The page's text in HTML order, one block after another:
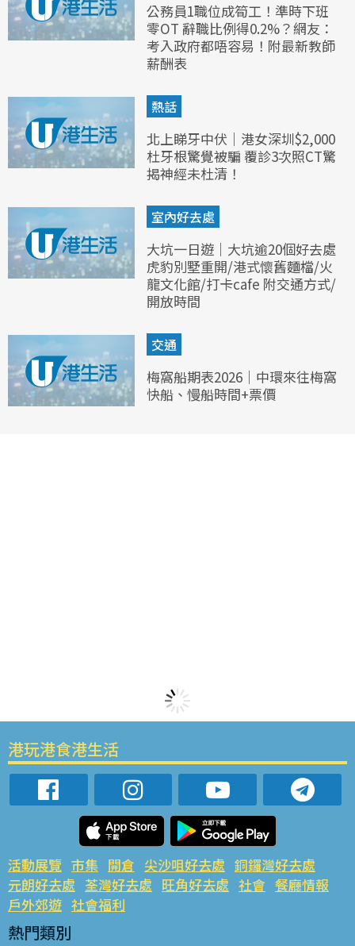
公務員1職位成筍工！準時下班
零OT 辭職比例得0.2%？網友：
考入政府都唔容易！附最新教師
薪酬表
熱話
北上睇牙中伏｜港女深圳$2,000
杜牙根驚覺被騙 覆診3次照CT驚
揭神經未杜清！
室內好去處
大坑一日遊｜大坑逾20個好去處
虎豹別墅重開/港式懷舊麵檔/火
龍文化館/打卡cafe 附交通方式/
開放時間
交通
梅窩船期表2026｜中環來往梅窩
快船、慢船時間+票價
港玩港食港生活
活動展覽 市集 開倉 尖沙咀好去處 銅鑼灣好去處
元朗好去處 荃灣好去處 旺角好去處 社會 餐廳情報
戶外郊遊 社會福利
熱門類別